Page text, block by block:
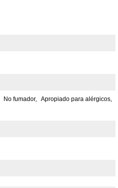
No fumador, Apropiado para alérgicos,